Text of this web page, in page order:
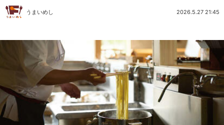
うまいめし 2026.5.27 21:45